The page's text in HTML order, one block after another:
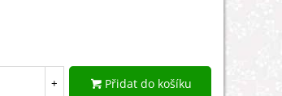
+ Přidat do košíku